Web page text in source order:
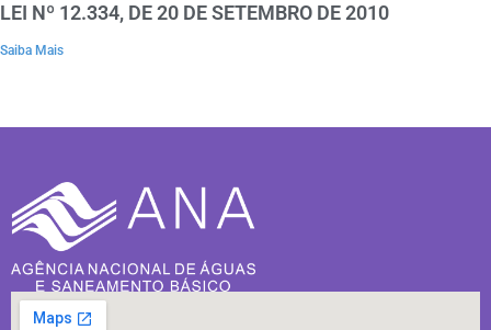
LEI Nº 12.334, DE 20 DE SETEMBRO DE 2010
Saiba Mais